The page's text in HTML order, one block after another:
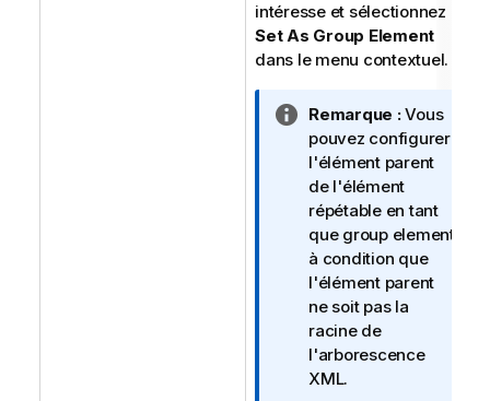
i
o
n
intéresse et sélectionnez
Set As Group Element
dans le menu contextuel.
N
o
t
e
I
n
f
o
r
m
a
t
Remarque :Vous
pouvez configurer
l'élément parent
de l'élément
répétable en tant
que group element
à condition que
l'élément parent
ne soit pas la
racine de
l'arborescence
XML.